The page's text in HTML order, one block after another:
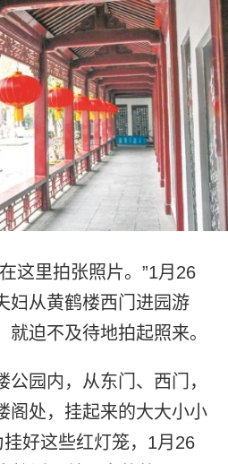
里拍张照片。”1月26
妇从黄鹤楼西门进园游
迫不及待地拍起照来。
园内，从东门、西门，
阁处，挂起来的大大小小
好这些红灯笼，1月26